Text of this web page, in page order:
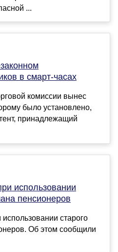
...
в смарт-часах
комиссии вынес
было установлено,
принадлежащий
использовании
пенсионеров
старого
Об этом сообщили